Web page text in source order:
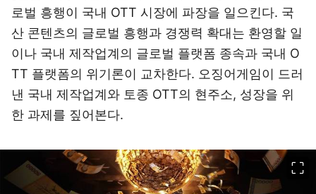
로벌 흥행이 국내 OTT 시장에 파장을 일으킨다. 국
산 콘텐츠의 글로벌 흥행과 경쟁력 확대는 환영할 일
이나 국내 제작업계의 글로벌 플랫폼 종속과 국내 O
TT 플랫폼의 위기론이 교차한다. 오징어게임이 드러
낸 국내 제작업계와 토종 OTT의 현주소, 성장을 위
한 과제를 짚어본다.